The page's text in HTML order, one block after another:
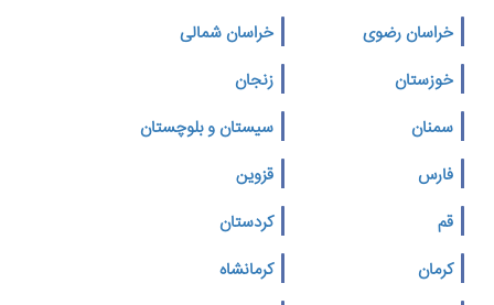
خراسان رضوی
خراسان شمالی
خوزستان
زنجان
سمنان
سیستان و بلوچستان
فارس
قزوین
قم
کردستان
کرمان
کرمانشاه